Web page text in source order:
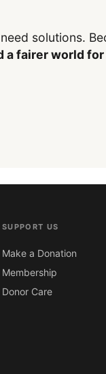
solutions.
a fairer world
SUPPORT US
Make a Donation
Membership
Donor Care